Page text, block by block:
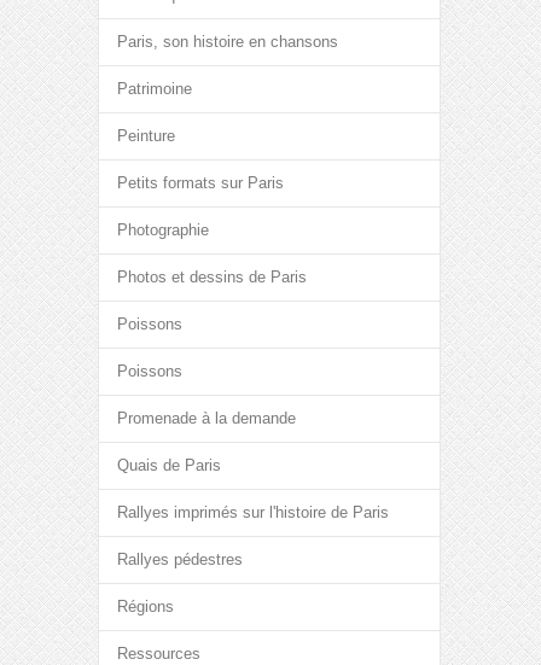
Paris, son histoire en chansons
Patrimoine
Peinture
Petits formats sur Paris
Photographie
Photos et dessins de Paris
Poissons
Poissons
Promenade à la demande
Quais de Paris
Rallyes imprimés sur l'histoire de Paris
Rallyes pédestres
Régions
Ressources